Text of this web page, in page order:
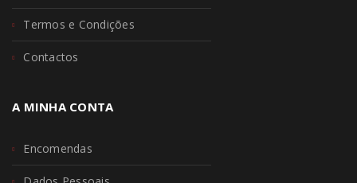
Termos e Condições
Contactos
A MINHA CONTA
Encomendas